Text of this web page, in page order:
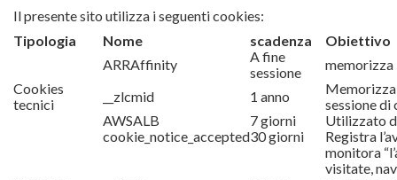
Il presente sito utilizza i seguenti cookies:
Tipologia
Nome scadenza Obiettivo
Cookies
tecnici
ARRAffinity
A fine
sessione
memorizza
__zlcmid
1 anno
sessione di
AWSALB
7 giorni
Utilizzato
cookie_notice_accepted30 giorni Registra
monitora
visitate,